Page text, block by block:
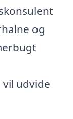
og
udvide